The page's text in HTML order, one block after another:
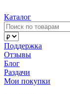
Каталог
Поддержка
Отзывы
Блог
Раздачи
Мои покупки